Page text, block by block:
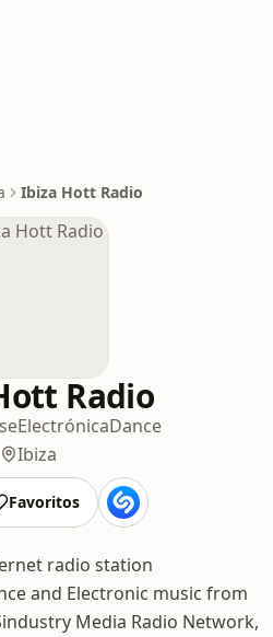
Ibiza Hott Radio
Radio
ElectrónicaDance
Ibiza
Favoritos
radio station
and Electronic music from
Media Radio Network,